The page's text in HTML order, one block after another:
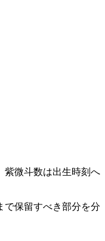
紫微斗数は出生時刻へ
で保留すべき部分を分